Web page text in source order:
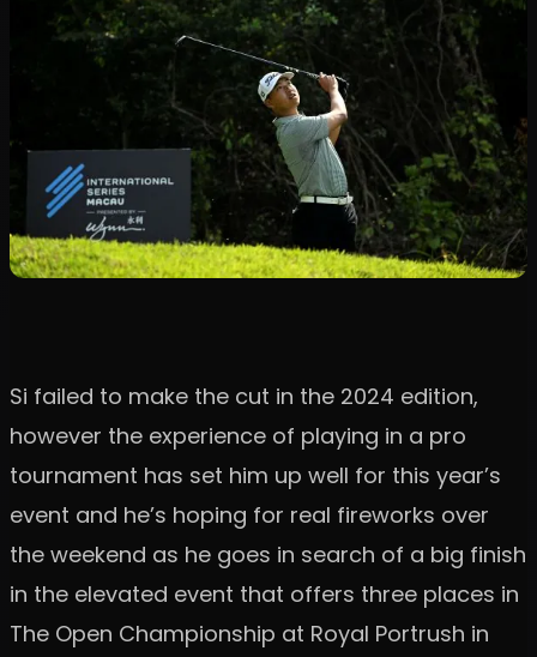
Si failed to make the cut in the 2024 edition,
however the experience of playing in a pro
tournament has set him up well for this year’s
event and he’s hoping for real fireworks over
the weekend as he goes in search of a big finish
in the elevated event that offers three places in
The Open Championship at Royal Portrush in